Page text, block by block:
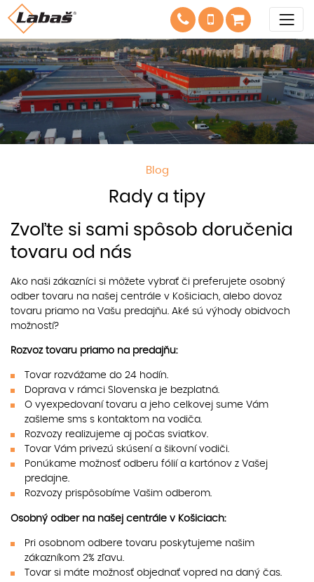
Blog
Rady a tipy
Zvoľte si sami spôsob doručenia
tovaru od nás
Ako naši zákazníci si môžete vybrať či preferujete osobný
odber tovaru na našej centrále v Košiciach, alebo dovoz
tovaru priamo na Vašu predajňu. Aké sú výhody obidvoch
možností?
Rozvoz tovaru priamo na predajňu:
Tovar rozvážame do 24 hodín.
Doprava v rámci Slovenska je bezplatná.
O vyexpedovaní tovaru a jeho celkovej sume Vám
zašleme sms s kontaktom na vodiča.
Rozvozy realizujeme aj počas sviatkov.
Tovar Vám privezú skúsení a šikovní vodiči.
Ponúkame možnosť odberu fólií a kartónov z Vašej
predajne.
Rozvozy prispôsobíme Vašim odberom.
Osobný odber na našej centrále v Košiciach:
Pri osobnom odbere tovaru poskytujeme našim
zákazníkom 2% zľavu.
Tovar si máte možnosť objednať vopred na daný čas.